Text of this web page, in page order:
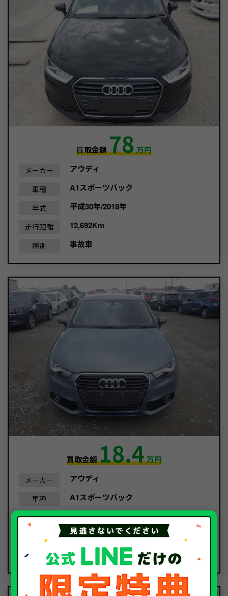
買取金額78万円
メーカー アウディ
車種 A1スポーツバック
年式 平成30年/2018年
走行距離 12,692Km
種別 事故車
買取金額18.4万円
メーカー アウディ
車種 A1スポーツバック
年式 平成24年/2012年
67,715Km
種別 故障車